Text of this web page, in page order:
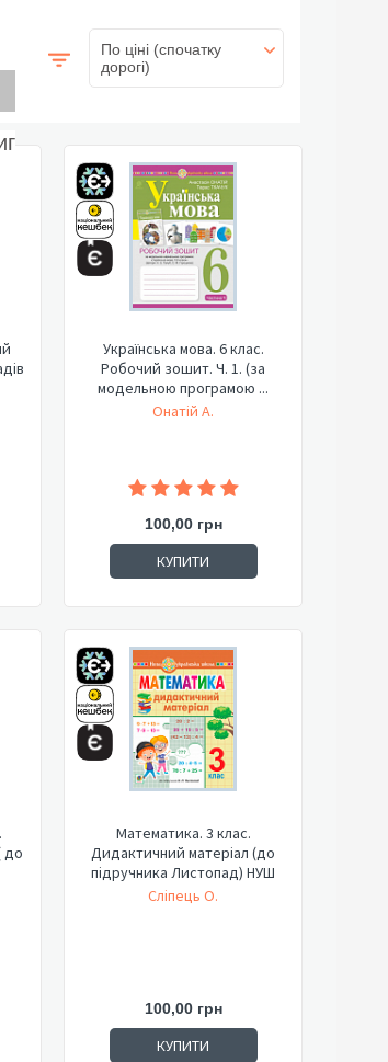
По ціні (спочатку
дорогі)
Українська мова. 6 клас.
Робочий зошит. Ч. 1. (за
модельною програмою ...
Онатій А.
100,00 грн
КУПИТИ
до
Математика. 3 клас.
Дидактичний матеріал (до
підручника Листопад) НУШ
Сліпець О.
100,00 грн
КУПИТИ